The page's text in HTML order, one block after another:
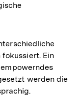
Ein
werden die